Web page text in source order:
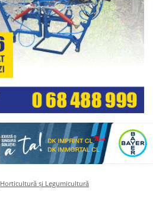
Horticultură și Legumicultură